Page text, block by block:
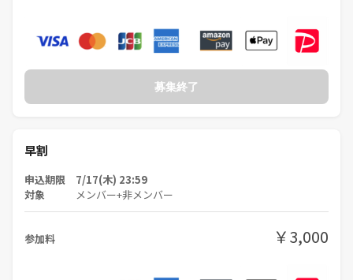
募集終了
早割
申込期限 7/17(木) 23:59
対象 メンバー+非メンバー
参加料 ￥3,000